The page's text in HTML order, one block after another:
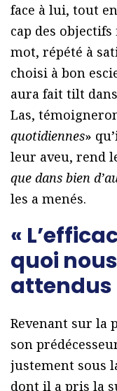
face à lui, tout
cap des objectifs
mot, répété à
choisi à bon
aura fait tilt
Las,
quotidiennes»
leur aveu, rend
que dans bien
les a menés.
«
quoi
attendus
Revenant sur la
son
justement sous
dont il a pris la